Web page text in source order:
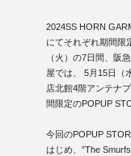
2024SS HORN
にてそれぞれ期間限
（火）の7日間、阪
屋では、 5月15日（
店北館4階アンテナ
間限定のPOPUP
今回のPOPUP
はじめ、”The